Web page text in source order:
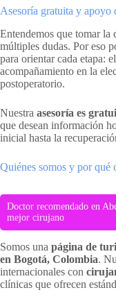
Asesoría gratuita y apoyo
Entendemos que tomar la
múltiples dudas. Por eso
para orientar cada etapa:
acompañamiento en la
postoperatorio.
Nuestra asesoría es
que desean información
inicial hasta la
Quiénes somos y por qué
Doctor recomendado en
mejor cirujano
Somos una página de
en Bogotá, Colombia.
internacionales con
clínicas que ofrecen